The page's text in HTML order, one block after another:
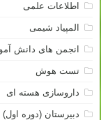
اطلاعات علمی
المپیاد شیمی
انجمن های دانش
تست هوش
داروسازی هسته ای
دبیرستان (دوره اول)